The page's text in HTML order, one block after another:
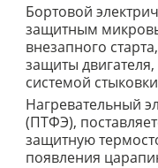
Бортовой
защитным
внезапного
защиты
системой
Нагревательный
(ПТФЭ),
защитную
появления